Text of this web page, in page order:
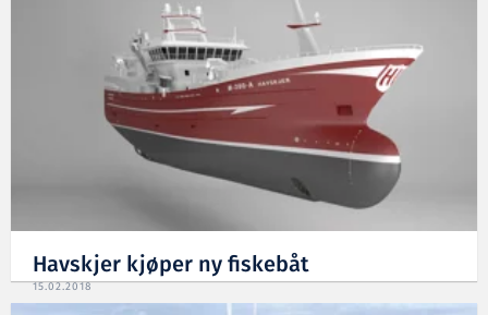
Havskjer kjøper ny fiskebåt
15.02.2018